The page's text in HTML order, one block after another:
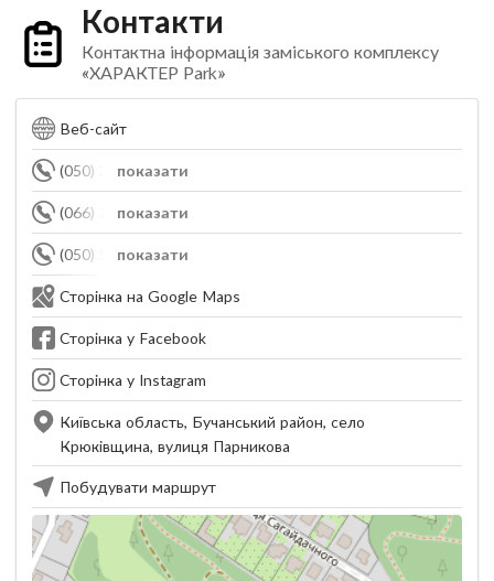
Контакти
Контактна інформація заміського комплексу
«ХАРАКТЕР Park»
Веб-сайт
показати
(050) 345-90-90
показати
(066) 345-90-90
показати
(050) 555-83-88
Сторінка на Google Maps
Сторінка у Facebook
Сторінка у Instagram
Київська область, Бучанський район, село
Крюківщина, вулиця Парникова
Побудувати маршрут